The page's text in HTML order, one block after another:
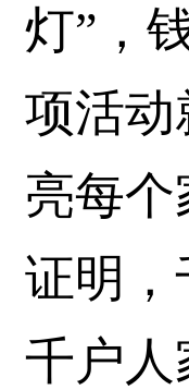
灯”，
项活动
亮每
证明，
千户人